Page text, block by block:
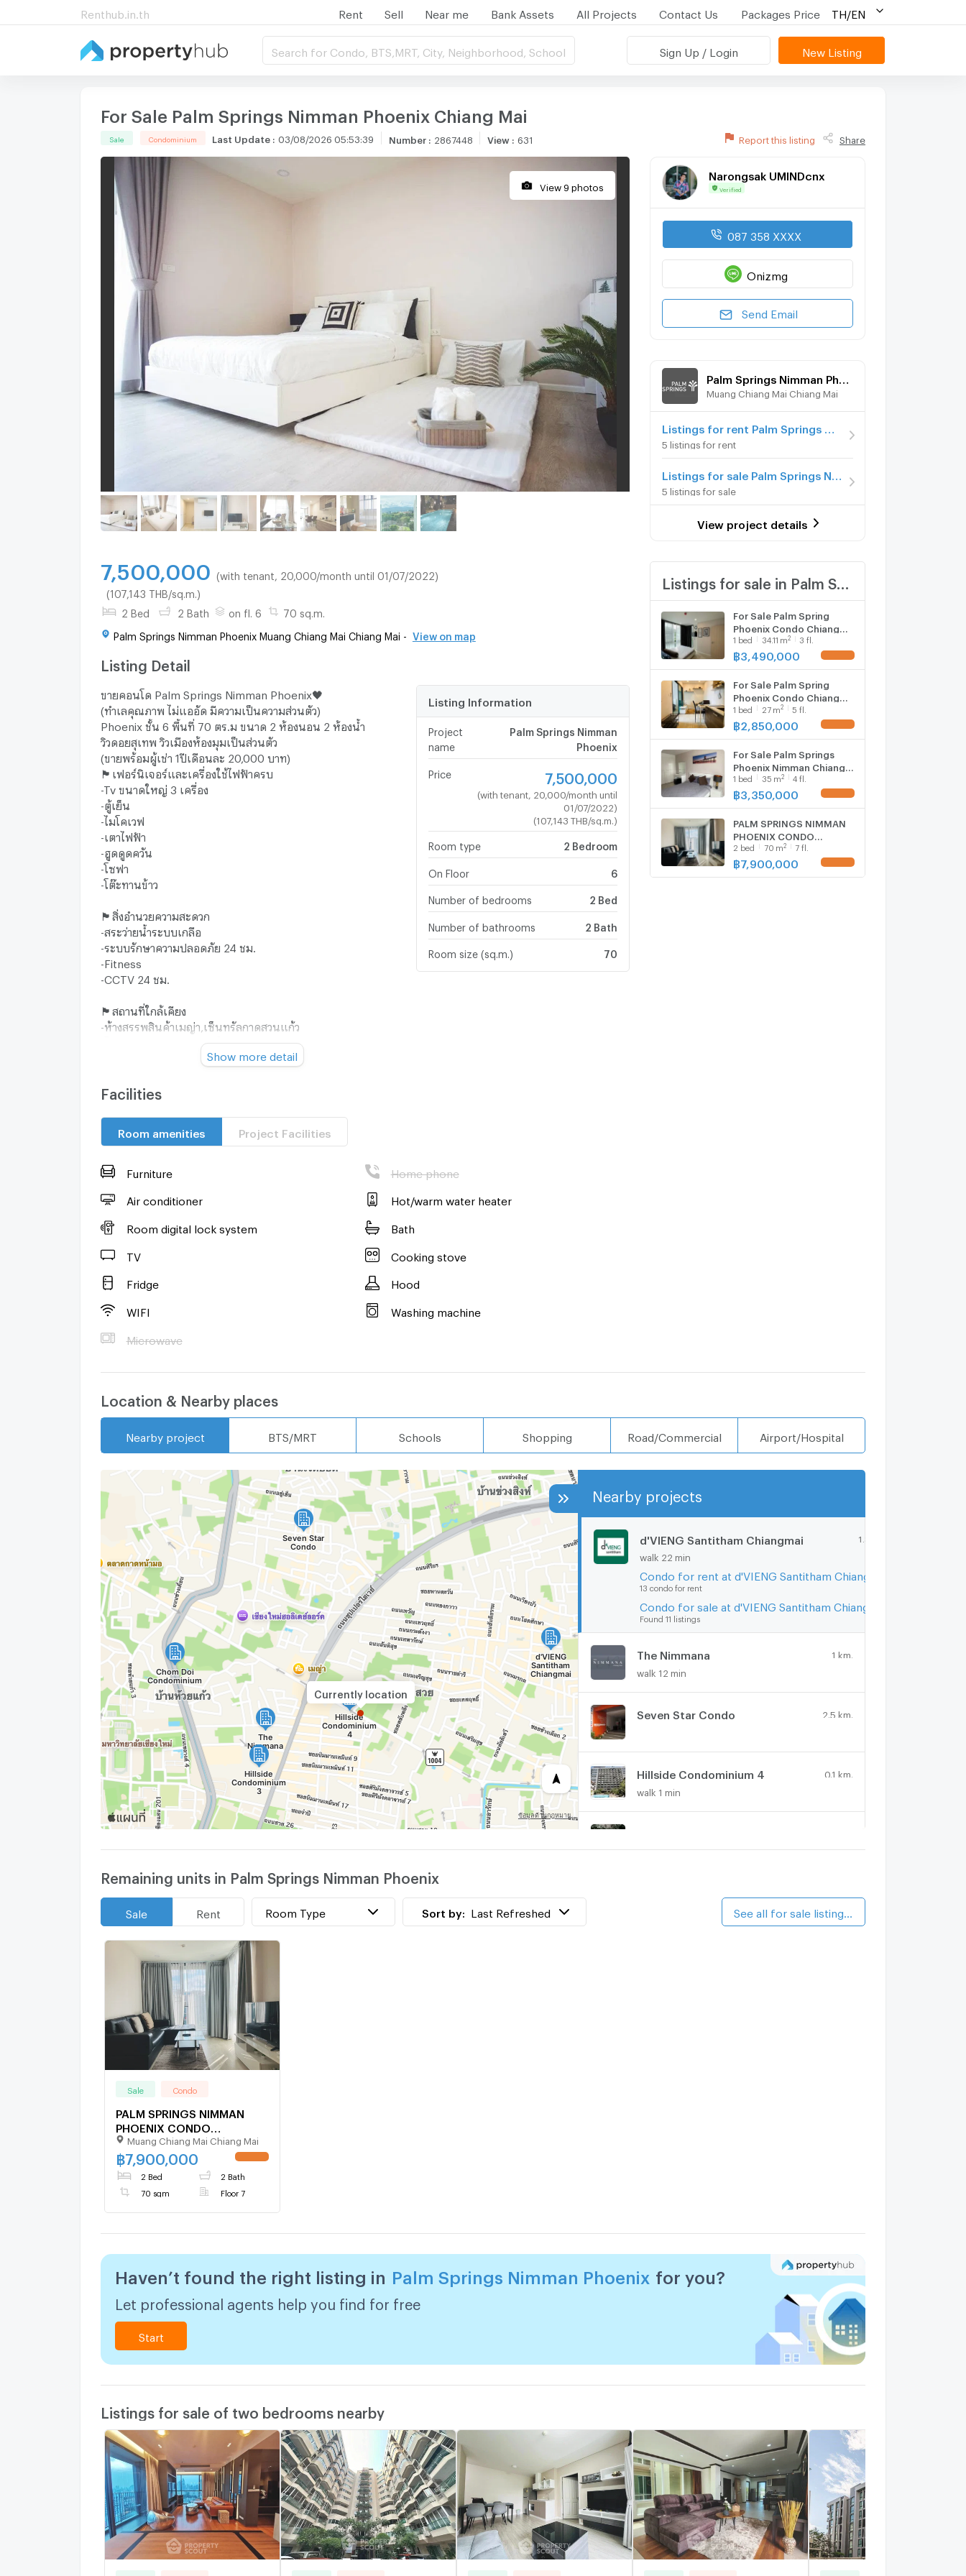
Renthub.in.th Rent Sell Near me Bank Assets All Projects Contact Us Packages Price TH/EN
Search for Condo, BTS,MRT, City, Neighborhood, School Sign Up / Login New Listing
For Sale Palm Springs Nimman Phoenix Chiang Mai
Sale Condominium Last Update : 03/08/2026 05:53:39 Number: 2867448 View: 631 Report this listing Share
View 9 photos
7,500,000 (with tenant, 20,000/month until 01/07/2022)
(107,143 THB/sq.m.)
2 Bed 2 Bath on fl. 6 70 sq.m.
Palm Springs Nimman Phoenix Muang Chiang Mai Chiang Mai - View on map
Listing Detail
ขายคอนโด Palm Springs Nimman Phoenix🖤
(ทำเลคุณภาพ ไม่แออัด มีความเป็นความส่วนตัว)
Phoenix ชั้น 6 พื้นที่ 70 ตร.ม ขนาด 2 ห้องนอน 2 ห้องน้ำ
วิวดอยสุเทพ วิวเมืองห้องมุมเป็นส่วนตัว
(ขายพร้อมผู้เช่า 1ปีเดือนละ 20,000 บาท)
🏴เฟอร์นิเจอร์และเครื่องใช้ไฟฟ้าครบ
-Tv ขนาดใหญ่ 3 เครื่อง
-ตู้เย็น
-ไมโคเวฟ
-เตาไฟฟ้า
-ฮูดดูดควัน
-โซฟา
-โต๊ะทานข้าว
🏴สิ่งอำนวยความสะดวก
-สระว่ายน้ำระบบเกลือ
-ระบบรักษาความปลอดภัย 24 ชม.
-Fitness
-CCTV 24 ชม.
🏴สถานที่ใกล้เคียง
-ห้างสรรพสินค้าเมญ่า,เซ็นทรัลกาดสวนแก้ว
-มหาลัยวิทยาลัยเชียงใหม่
🎉ราคาขายเพียง 7,500,000 บาทเท่านั้น🎉
☎️ 087-3584030 (ไมค์)
LINE: Onizmg
Show more detail
Listing Information
Project
name
Palm Springs Nimman
Phoenix
Price 7,500,000
(with tenant, 20,000/month until
01/07/2022)
(107,143 THB/sq.m.)
Room type 2 Bedroom
On Floor 6
Number of bedrooms 2 Bed
Number of bathrooms 2 Bath
Room size (sq.m.) 70
Facilities
Room amenities Project Facilities
Furniture Home phone
Air conditioner Hot/warm water heater
Room digital lock system Bath
TV Cooking stove
Fridge Hood
WIFI Washing machine
Microwave
Narongsak UMINDcnx
Verified
087 358 XXXX
Onizmg
Send Email
Muang Chiang Mai Chiang Mai
5 listings for rent
5 listings for sale
View project details
For Sale Palm Spring
Phoenix Condo Chiang
Mai
1 bed 34.11 m2 3 fl.
฿3,490,000
For Sale Palm Spring
Phoenix Condo Chiang
Mai
1 bed 27 m2 5 fl.
฿2,850,000
For Sale Palm Springs
Phoenix Nimman Chiang
Mai
1 bed 35 m2 4 fl.
฿3,350,000
PALM SPRINGS NIMMAN
PHOENIX CONDO
2bedrooms for sale 7.9
Million Baht
2 bed 70 m2 7 fl.
฿7,900,000
Location & Nearby places
Nearby project BTS/MRT Schools Shopping Road/Commercial Airport/Hospital
Nearby projects
d'VIENG Santitham Chiangmai 1.8 km.
walk 22 min
Condo for rent at d'VIENG Santitham Chiangmai
13 condo for rent
Condo for sale at d'VIENG Santitham Chiangmai
Found 11 listings
The Nimmana 1 km.
walk 12 min
Seven Star Condo 2.5 km.
Hillside Condominium 4 0.1 km.
walk 1 min
walk 12 min
Currently location
Remaining units in Palm Springs Nimman Phoenix
Sale Rent Room Type Sort by: Last Refreshed
Sale Condo
PALM SPRINGS NIMMAN
PHOENIX CONDO
2bedrooms for sale 7.9
Million Baht
Muang Chiang Mai Chiang Mai
฿7,900,000
2 Bed 2 Bath
70 sqm Floor 7
Haven’t found the right listing in Palm Springs Nimman Phoenix for you?
Let professional agents help you find for free
Start
Listings for sale of two bedrooms nearby